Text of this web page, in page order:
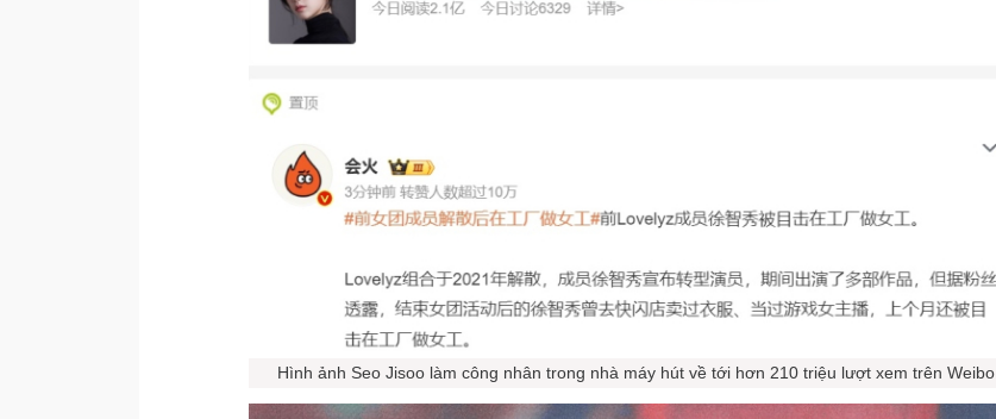
Hình ảnh Seo Jisoo làm công nhân trong nhà máy hút về tới hơn 210 triệu lượt xem trên Weibo